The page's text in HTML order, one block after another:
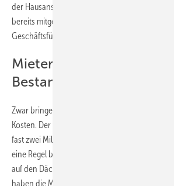
der Hausanschlusstechnik bis zur
bereits mitgeplant worden sind“, sagt Kerstin
Geschäftsführerin der Berliner Stadtwerke.
Mieterstrom auch für
Bestandsgebäude
Zwar bringe ein solches Vorgehen schnelleres
Kosten. Der Normalfall für Mieterstromprojekte
fast zwei Millionen Bestandswohnungen aber
eine Regel bleiben, ist sich Busch sicher. „Mit
auf den Dächern des Neubaus an der
haben die Mieter:innen eine Möglichkeit, direkt